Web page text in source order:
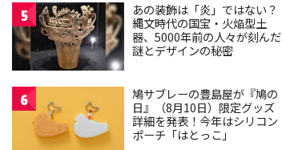
5
あの装飾は「炎」ではない？
縄文時代の国宝・火焔型土
器、5000年前の人々が刻んだ
謎とデザインの秘密
6
鳩サブレーの豊島屋が『鳩の
日』（8月10日）限定グッズ
詳細を発表！今年はシリコン
ポーチ「はとっこ」